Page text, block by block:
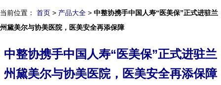
当前位置： 首页 > 产品大全 > 中整协携手中国人寿“医美保”正式进驻兰
州黛美尔与协美医院，医美安全再添保障
中整协携手中国人寿“医美保”正式进驻兰
州黛美尔与协美医院，医美安全再添保障